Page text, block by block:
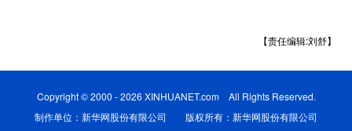
【责任编辑:刘舒】
Copyright © 2000 - 2026 XINHUANET.com All Rights Reserved.
制作单位：新华网股份有限公司 版权所有：新华网股份有限公司